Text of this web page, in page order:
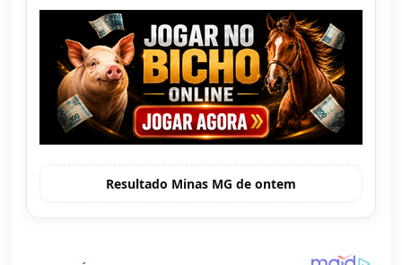
Resultado Minas MG de ontem